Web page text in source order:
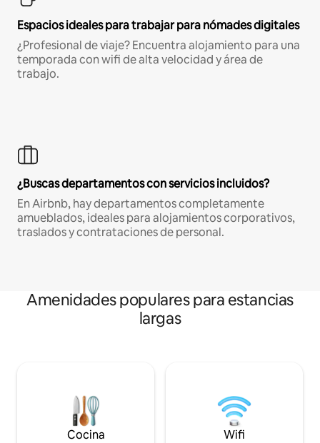
Espacios ideales para trabajar para nómades digitales
¿Profesional de viaje? Encuentra alojamiento para una
temporada con wifi de alta velocidad y área de
trabajo.
¿Buscas departamentos con servicios incluidos?
En Airbnb, hay departamentos completamente
amueblados, ideales para alojamientos corporativos,
traslados y contrataciones de personal.
Amenidades populares para estancias
largas
Cocina Wifi